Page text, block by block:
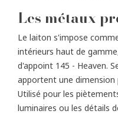
Les métaux
Le laiton s'impose
intérieurs haut de
d'appoint 145 - Heaven.
apportent une
Utilisé pour les
luminaires ou les détails